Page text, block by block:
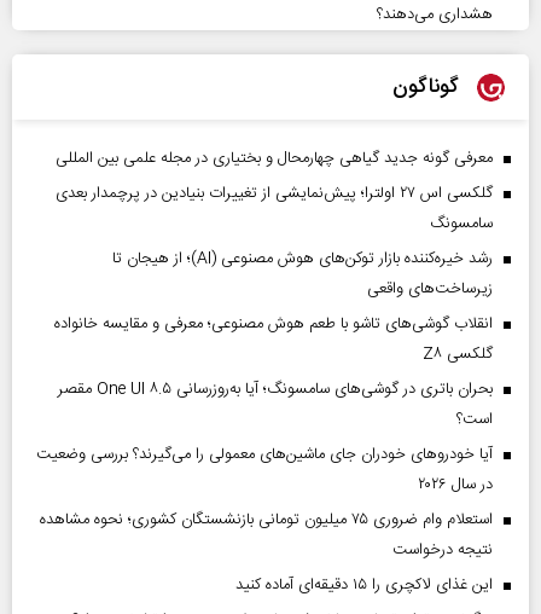
هشداری می‌دهند؟
گوناگون
معرفی گونه جدید گیاهی چهارمحال و بختیاری در مجله علمی بین المللی
گلکسی اس ۲۷ اولترا؛ پیش‌نمایشی از تغییرات بنیادین در پرچمدار بعدی
سامسونگ
رشد خیره‌کننده بازار توکن‌های هوش مصنوعی (AI)؛ از هیجان تا
زیرساخت‌های واقعی
انقلاب گوشی‌های تاشو‌ با طعم هوش مصنوعی؛ معرفی و مقایسه خانواده
گلکسی Z۸
بحران باتری در گوشی‌های سامسونگ؛ آیا به‌روزرسانی One UI ۸.۵ مقصر
است؟
آیا خودروهای خودران جای ماشین‌های معمولی را می‌گیرند؟ بررسی وضعیت
در سال ۲۰۲۶
استعلام وام ضروری ۷۵ میلیون تومانی بازنشستگان کشوری؛ نحوه مشاهده
نتیجه درخواست
این غذای لاکچری را ۱۵ دقیقه‌ای آماده کنید